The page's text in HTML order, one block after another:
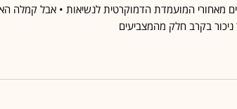
מאחורי המועמדת הדמוקרטית לנשיאות • אבל קמלה
ניכור בקרב חלק מהמצביעים